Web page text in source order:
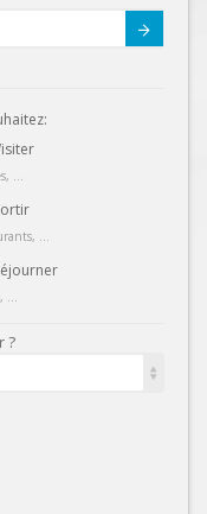
...
...
...
?